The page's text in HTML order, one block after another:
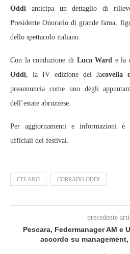
Oddi anticipa un dettaglio di
Presidente Onorario di grande fama,
dello spettacolo italiano.
Con la conduzione diLuca Ward e la
Oddi, la IV edizione del Jacovella
preannuncia come uno degli
dell’estate abruzzese.
Per aggiornamenti e informazioni è
ufficiali del festival.
CELANO CORRADO ODDI
precedente
Pescara, Federmanager AM e
accordo su